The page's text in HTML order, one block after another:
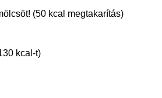
(50 kcal megtakarítás)
kcal-t)